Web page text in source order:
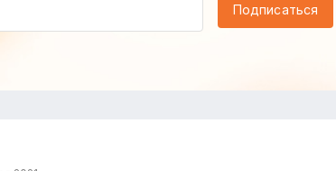
Подписаться